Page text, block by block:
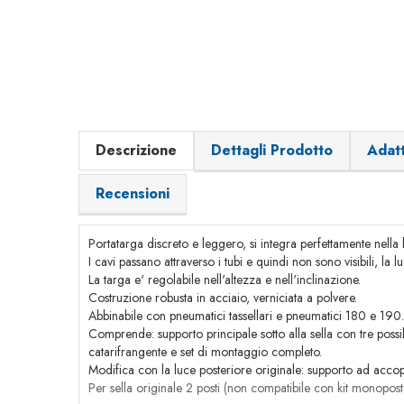
Descrizione Dettagli Prodotto
Recensioni
Portatarga discreto e leggero, si integra perfettamente
I cavi passano attraverso i tubi e quindi non sono visibili,
La targa e' regolabile nell'altezza e nell'inclinazione.
Costruzione robusta in acciaio, verniciata a polvere.
Abbinabile con pneumatici tassellari e pneumatici 180 e 190.
Comprende: supporto principale sotto alla sella con tre
catarifrangente e set di montaggio completo.
Modifica con la luce posteriore originale: supporto ad
Per sella originale 2 posti (non compatibile con kit